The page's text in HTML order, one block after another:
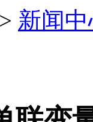
> 新闻